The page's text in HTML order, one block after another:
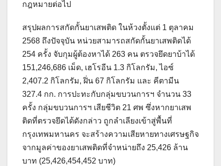
กฎหมายต่อไป
สรุปผลการสกัดกั้นยาเสพติด ในห้วงตั้งแต่ 1 ตุลาคม
2568 ถึงปัจจุบัน หน่วยสามารถสกัดกั้นยาเสพติดได้
254 ครั้ง จับกุมผู้ต้องหาได้ 263 คน ตรวจยึดยาบ้าได้
151,246,686 เม็ด, เฮโรอีน 1.3 กิโลกรัม, ไอซ์
2,407.2 กิโลกรัม, ฝิ่น 67 กิโลกรัม และ คีตามีน
327.4 กก. การปะทะกับกลุ่มขบวนการฯ จำนวน 33
ครั้ง กลุ่มขบวนการฯ เสียชีวิต 21 ศพ ซึ่งหากยาเสพ
ติดที่ตรวจยึดได้ดังกล่าว ถูกลำเลียงเข้าสู่พื้นที่
กรุงเทพมหานคร จะสร้างความเสียหายทางเศรษฐกิจ
จากมูลค่าของยาเสพติดที่จำหน่ายถึง 25,426 ล้าน
บาท (25,426,454,452 บาท)